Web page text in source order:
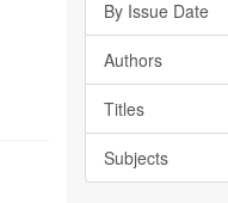
By Issue Date
Authors
Titles
Subjects